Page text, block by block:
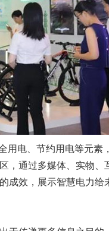
电、节约用电等元素
通过多媒体、实物、
成效，展示智慧电力